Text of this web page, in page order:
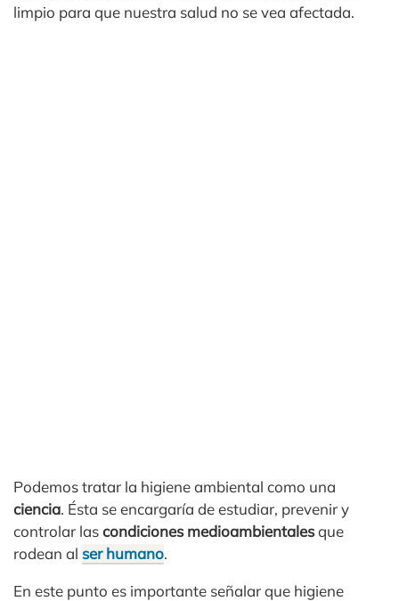
limpio para que nuestra salud no se vea afectada.
Podemos tratar la higiene ambiental como una
ciencia. Ésta se encargaría de estudiar, prevenir y
controlar lascondiciones medioambientalesque
rodean al ser humano.
En este punto es importante señalar que higiene